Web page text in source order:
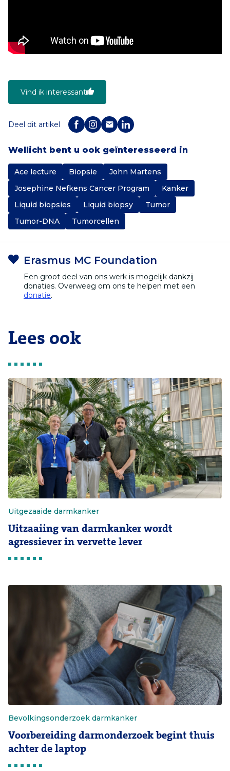
Vind ik interessant
Deel dit artikel
Wellicht bent u ook geïnteresseerd in
Ace lecture Biopsie
John Martens
Josephine Nefkens Cancer Program
Kanker
Liquid biopsies
Liquid biopsy
Tumor
Tumor-DNA
Tumorcellen
Erasmus MC Foundation
Een groot deel van ons werk is mogelijk dankzij
donaties. Overweeg om ons te helpen met een
donatie.
Lees ook
Uitgezaaide darmkanker
Uitzaaiing van darmkanker wordt
agressiever in vervette lever
Bevolkingsonderzoek darmkanker
Voorbereiding darmonderzoek begint thuis
achter de laptop